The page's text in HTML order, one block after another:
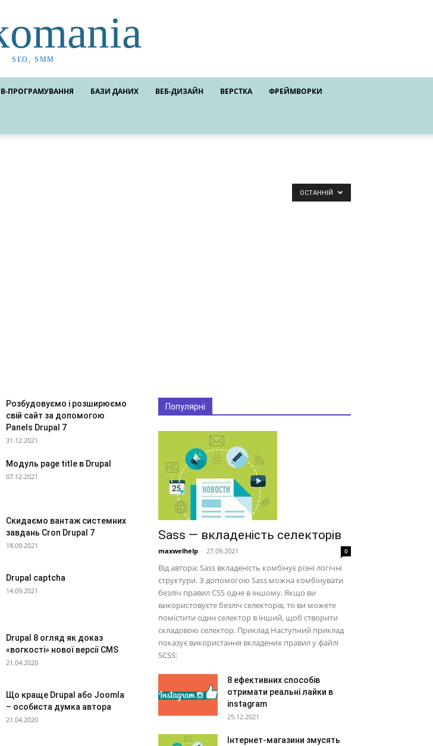
SEO, SMM
ПРОГРАМУВАННЯ БАЗИ ДАНИХ ВЕБ-ДИЗАЙН ВЕРСТКА ФРЕЙМВОРКИ
ОСТАННІЙ
Розбудовуємо і розширюємо
свій сайт за допомогою
Panels Drupal 7
31.12.2021
Модуль page title в Drupal
07.12.2021
Скидаємо вантаж системних
завдань Cron Drupal 7
18.09.2021
Drupal captcha
14.09.2021
Drupal 8 огляд як доказ
«вогкості» нової версії CMS
21.04.2020
Що краще Drupal або Joomla
– особиста думка автора
21.04.2020
Популярні
Sass — вкладеність селекторів
maxwelhelp - 27.09.2021 0
Від автора: Sass вкладеність комбінує різні логічні
структури. З допомогою Sass можна комбінувати
безліч правил CSS одне в іншому. Якщо ви
використовуєте безліч селекторів, то ви можете
помістити один селектор в інший, щоб створити
складовою селектор. Приклад Наступний приклад
показує використання вкладених правил у файлі
SCSS:
8 ефективних способів
отримати реальні лайки в
instagram
25.12.2021
Інтернет-магазини змусять